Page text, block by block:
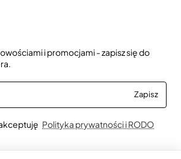
i promocjami - zapisz się do
Zapisz
Polityka prywatności i RODO